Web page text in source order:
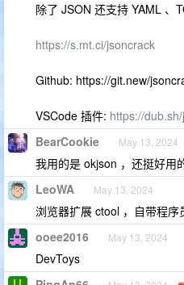
除了 JSON 还支持 YAML 、
https://s.mt.ci/jsoncrack
Github: https://git.new/
VSCode 插件: https://
BearCookie May 13, 2024
我用的是 okjson ，还挺好用
LeoWA May 13, 2024
浏览器扩展 ctool ，自带程序
ooee2016 May 13, 2024
DevToys